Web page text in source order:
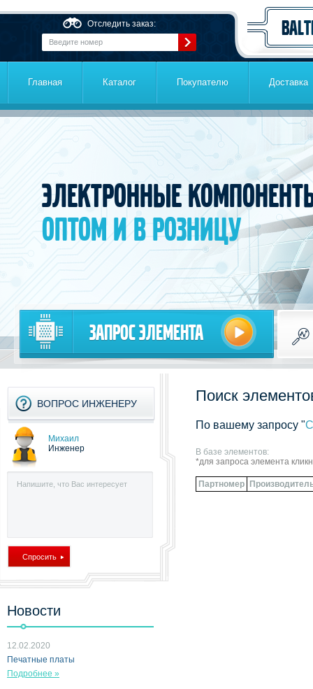
Отследить заказ:
Главная Каталог Покупателю Доставка
Электронные
оптом и в розницу
Запрос элемента
ВОПРОС ИНЖЕНЕРУ
Михаил
Инженер
Новости
12.02.2020
Печатные платы
Подробнее »
Поиск
По вашему запросу "
В базе элементов:
*для запроса элемента
Партномер